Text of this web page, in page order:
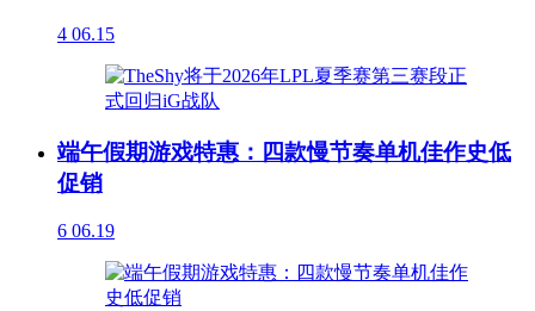
4 06.15
端午假期游戏特惠：四款慢节奏单机佳作史低
促销
6 06.19